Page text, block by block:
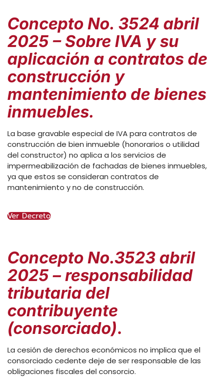
Concepto No. 3524 abril
2025 – Sobre IVA y su
aplicación a contratos de
construcción y
mantenimiento de bienes
inmuebles.
La base gravable especial de IVA para contratos de
construcción de bien inmueble (honorarios o utilidad
del constructor) no aplica a los servicios de
impermeabilización de fachadas de bienes inmuebles,
ya que estos se consideran contratos de
mantenimiento y no de construcción.
Ver Decreto
Concepto No.3523 abril
2025 – responsabilidad
tributaria del
contribuyente
(consorciado).
La cesión de derechos económicos no implica que el
consorciado cedente deje de ser responsable de las
obligaciones fiscales del consorcio.